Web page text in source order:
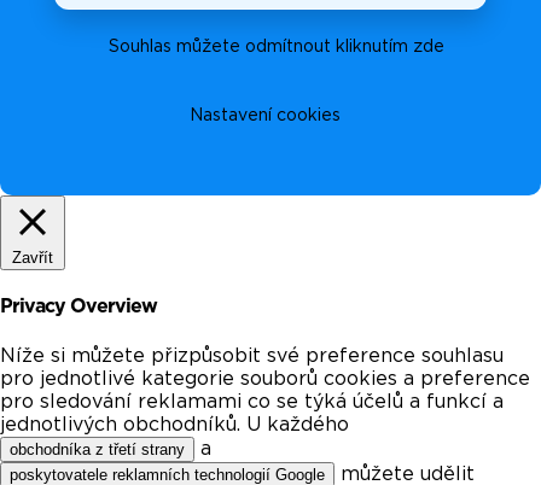
Nastavení cookies
Souhlas můžete odmítnout kliknutím zde
Zavřít
Privacy Overview
Níže si můžete přizpůsobit své preference souhlasu
pro jednotlivé kategorie souborů cookies a preference
pro sledování reklamami co se týká účelů a funkcí a
jednotlivých obchodníků. U každého
obchodníka z třetí strany a
poskytovatele reklamních technologií Google
můžete udělit